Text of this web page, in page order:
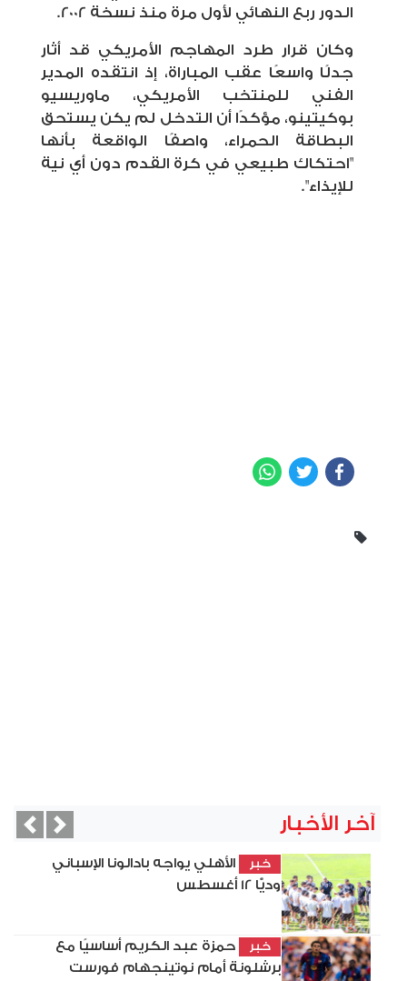
الدور ربع النهائي لأول مرة منذ نسخة 2002.
وكان قرار طرد المهاجم الأمريكي قد أثار
جدلًا واسعًا عقب المباراة، إذ انتقده المدير
الفني للمنتخب الأمريكي، ماوريسيو
بوكيتينو، مؤكدًا أن التدخل لم يكن يستحق
البطاقة الحمراء، واصفًا الواقعة بأنها
"احتكاك طبيعي في كرة القدم دون أي نية
للإيذاء".
Facebook
Twitter
آخر الأخبار
خبر
الأهلي يواجه بادالونا الإسباني
وديًّا 12 أغسطس
خبر
حمزة عبد الكريم أساسيًا مع
برشلونة أمام نوتينجهام فورست
Next